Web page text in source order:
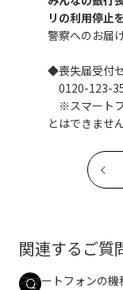
リの利用停止
警察へのお届
◆喪失届受付
0120-123-
※スマートフ
とはできませ
関連するご質
スマートフォンの機